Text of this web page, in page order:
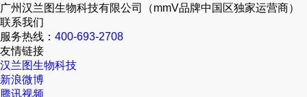
广州汉兰图生物科技有限公司（mmV品牌中国区独家运营商）
联系我们
服务热线： 400-693-2708
友情链接
汉兰图生物科技
新浪微博
腾讯视频